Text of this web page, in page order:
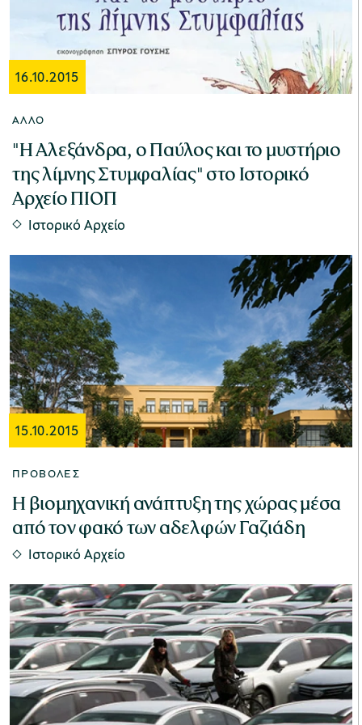
Μουσείο Ελιάς και Ελληνικού Λαδιού
Μουσείο Βιομηχανικής Ελαιουργίας
Λέσβου
Μουσείο Πλινθοκεραμοποιίας N. & Σ.
Τσαλαπάτα
Μουσείο Μαρμαροτεχνίας
Μουσείο Περιβάλλοντος Στυμφαλίας
Μουσείο Μαστίχας Χίου
Μουσείο Αργυροτεχνίας
16.10.2015
ΆΛΛΟ
"Η Αλεξάνδρα, ο Παύλος και το μυστήριο
της λίμνης Στυμφαλίας" στο Ιστορικό
Αρχείο ΠΙΟΠ
Ιστορικό Αρχείο
15.10.2015
ΠΡΟΒΟΛΈΣ
Η βιομηχανική ανάπτυξη της χώρας μέσα
από τον φακό των αδελφών Γαζιάδη
Ιστορικό Αρχείο